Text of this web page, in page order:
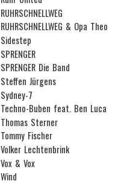
RUHRSCHNELLWEG
RUHRSCHNELLWEG & Opa Theo
Sidestep
SPRENGER
SPRENGER Die Band
Steffen Jürgens
Sydney-7
Techno-Buben feat. Ben Luca
Thomas Sterner
Tommy Fischer
Volker Lechtenbrink
Vox & Vox
Wind